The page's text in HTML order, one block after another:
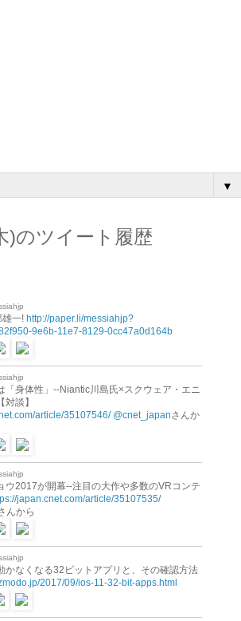
▼
)のツイート履歴
雄一! http://paper.li/messiahjp?
9e6b-11e7-8129-0cc47a0d164b
「身体性」--Niantic川島氏×スクウェア・エニ
対談】
article/35107546/ @cnet_japanさんか
ウ2017が開幕--注目の大作や多数のVRコンテ
japan.cnet.com/article/35107535/
んから
かなくなる32ビットアプリと、その確認方法
2017/09/ios-11-32-bit-apps.html